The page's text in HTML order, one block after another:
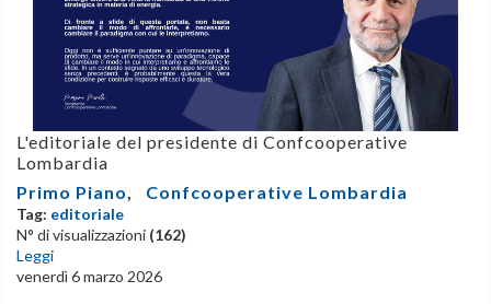
L'editoriale del presidente di Confcooperative
Lombardia
Primo Piano, Confcooperative Lombardia
Tag: editoriale
N° di visualizzazioni (162)
Leggi
venerdì 6 marzo 2026